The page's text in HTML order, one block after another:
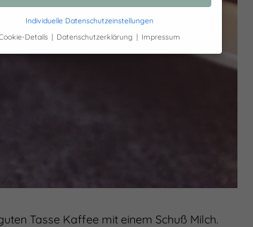
Tasse Kaffee mit einem Schuß Milch.
Individuelle Datenschutzeinstellungen
Details
Datenschutzerklärung Impressum
Datenschutzeinstellungen